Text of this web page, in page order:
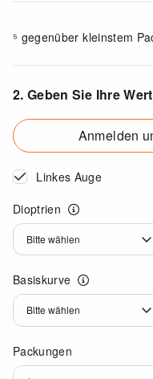
⁵ gegenüber kleinstem
2. Geben Sie Ihre
Anmelden
Linkes Auge
Dioptrien
Dioptrien
Basiskurve
Basiskurve
Packungen